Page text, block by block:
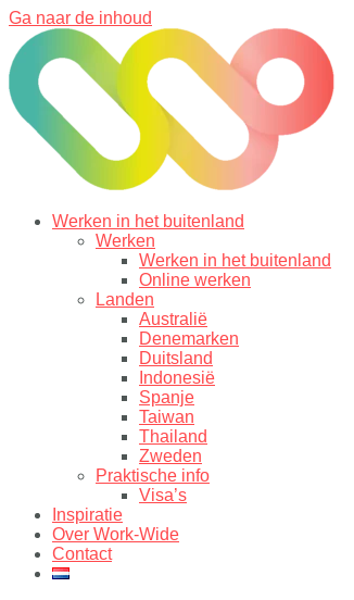
Ga naar de inhoud
Werken in het buitenland
Werken
Werken in het buitenland
Online werken
Landen
Australië
Denemarken
Duitsland
Indonesië
Spanje
Taiwan
Thailand
Zweden
Praktische info
Visa’s
Inspiratie
Over Work-Wide
Contact